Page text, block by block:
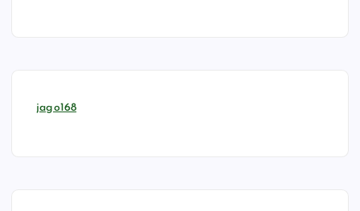
jago168